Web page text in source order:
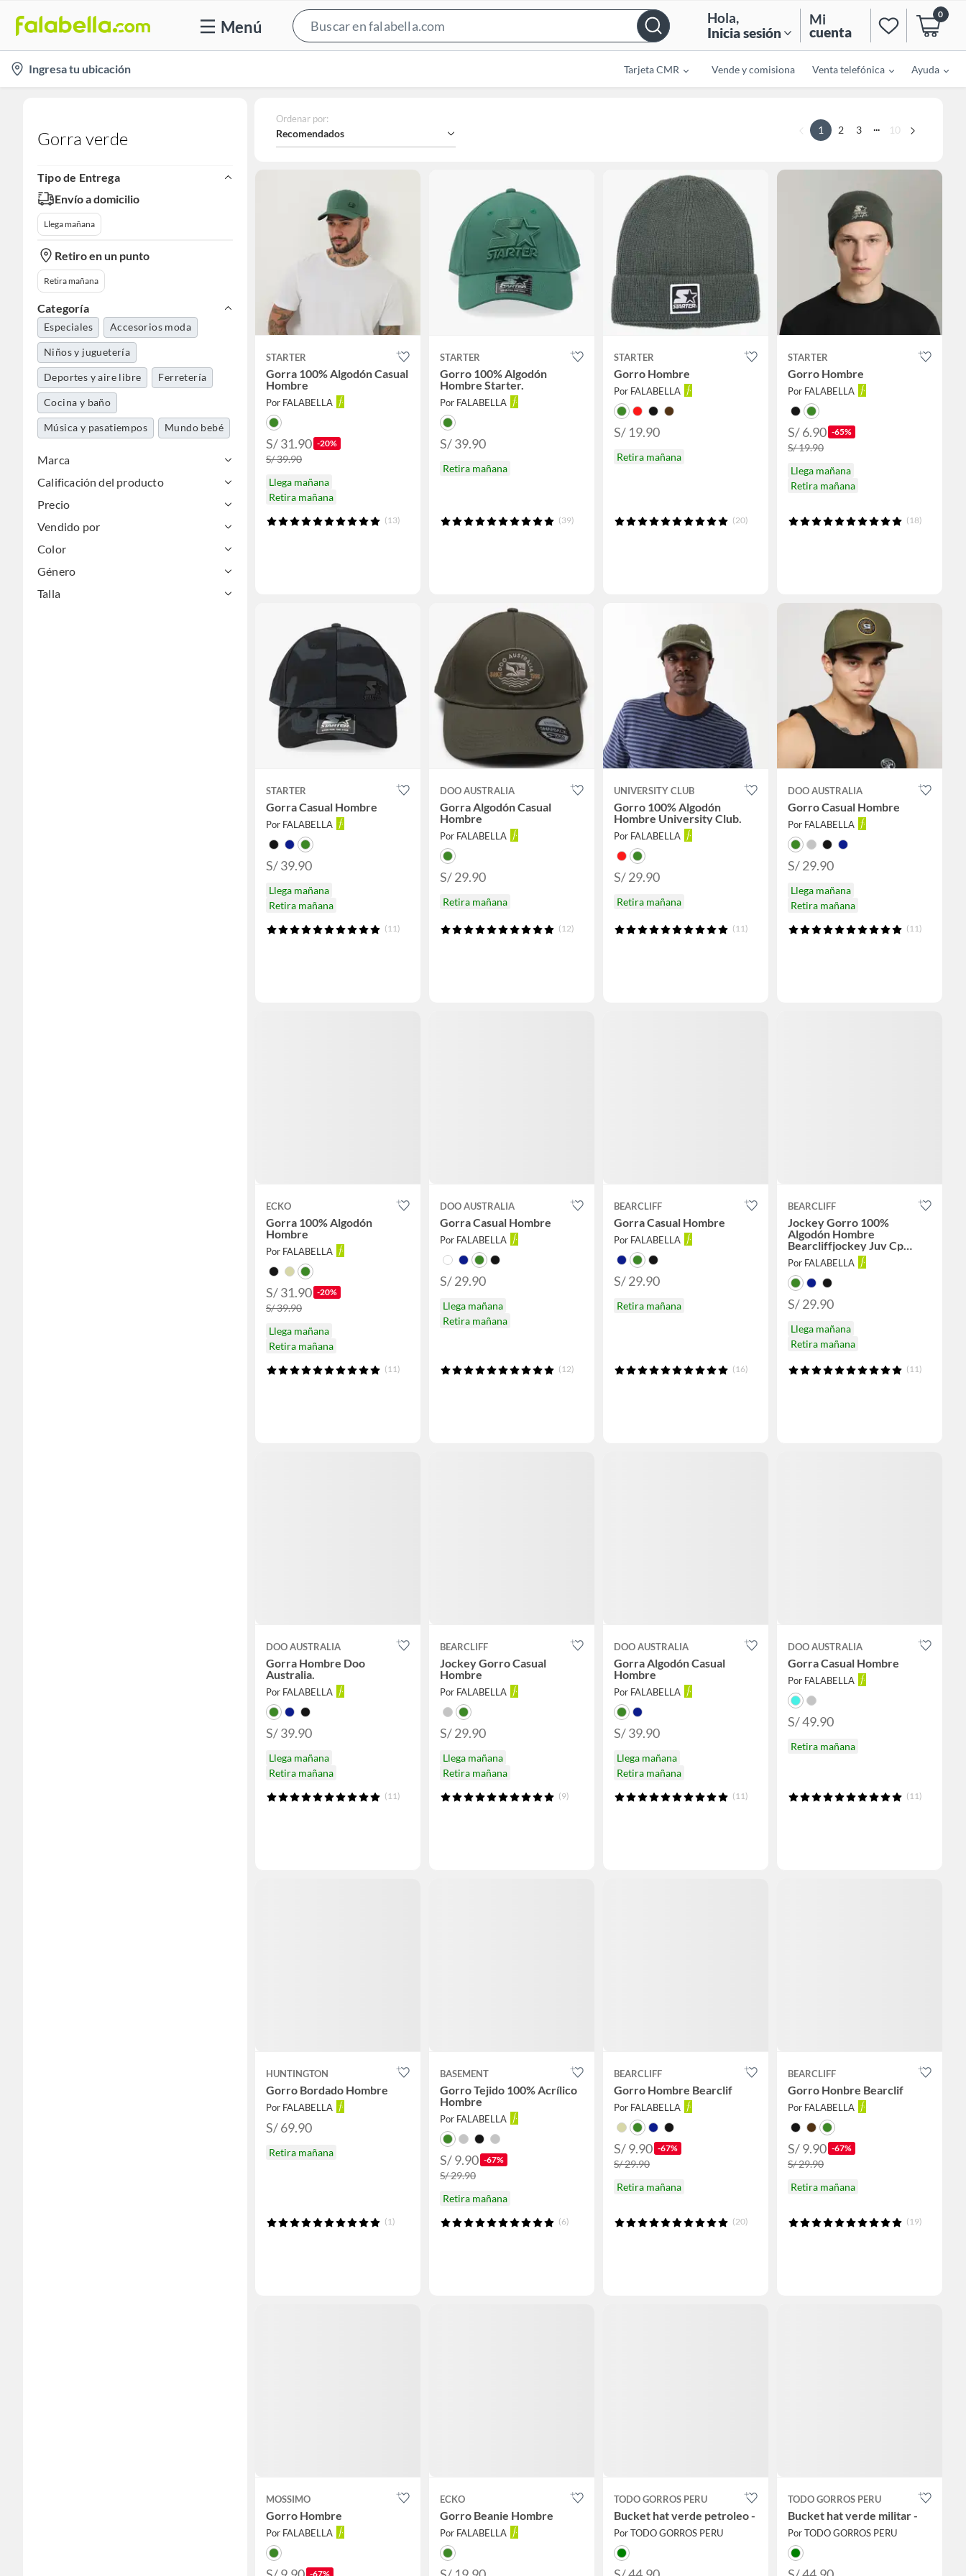
Menú
Bar
Hola,
Inicia sesión
Mi
cuenta
0
location-
icon
Ingresa tu ubicación Tarjeta CMR Vende y comisiona Venta telefónica Ayuda
Gorra verde
Tipo de Entrega
Envío a domicilio
Llega mañana
Retiro en un punto
Retira mañana
Categoría
Especiales Accesorios moda
Niños y juguetería
Deportes y aire libre Ferretería
Cocina y baño
Música y pasatiempos Mundo bebé
Marca
Calificación del producto
Precio
Vendido por
Color
Género
Talla
Ordenar por:
Recomendados 1 2 3 ... 10
STARTER
Gorra 100% Algodón Casual
Hombre
Por FALABELLA
S/ 31.90 -20%
S/ 39.90
Llega mañana
Retira mañana
(13)
STARTER
Gorro 100% Algodón
Hombre Starter.
Por FALABELLA
S/ 39.90
Retira mañana
(39)
STARTER
Gorro Hombre
Por FALABELLA
S/ 19.90
Retira mañana
(20)
STARTER
Gorro Hombre
Por FALABELLA
S/ 6.90 -65%
S/ 19.90
Llega mañana
Retira mañana
(18)
STARTER
Gorra Casual Hombre
Por FALABELLA
S/ 39.90
Llega mañana
Retira mañana
(11)
DOO AUSTRALIA
Gorra Algodón Casual
Hombre
Por FALABELLA
S/ 29.90
Retira mañana
(12)
UNIVERSITY CLUB
Gorro 100% Algodón
Hombre University Club.
Por FALABELLA
S/ 29.90
Retira mañana
(11)
DOO AUSTRALIA
Gorro Casual Hombre
Por FALABELLA
S/ 29.90
Llega mañana
Retira mañana
(11)
ECKO
Gorra 100% Algodón
Hombre
Por FALABELLA
S/ 31.90 -20%
S/ 39.90
Llega mañana
Retira mañana
(11)
DOO AUSTRALIA
Gorra Casual Hombre
Por FALABELLA
S/ 29.90
Llega mañana
Retira mañana
(12)
BEARCLIFF
Gorra Casual Hombre
Por FALABELLA
S/ 29.90
Retira mañana
(16)
BEARCLIFF
Jockey Gorro 100%
Algodón Hombre
Bearcliffjockey Juv Cp
Wash S2
Por FALABELLA
S/ 29.90
Llega mañana
Retira mañana
(11)
DOO AUSTRALIA
Gorra Hombre Doo
Australia.
Por FALABELLA
S/ 39.90
Llega mañana
Retira mañana
(11)
BEARCLIFF
Jockey Gorro Casual
Hombre
Por FALABELLA
S/ 29.90
Llega mañana
Retira mañana
(9)
DOO AUSTRALIA
Gorra Algodón Casual
Hombre
Por FALABELLA
S/ 39.90
Llega mañana
Retira mañana
(11)
DOO AUSTRALIA
Gorra Casual Hombre
Por FALABELLA
S/ 49.90
Retira mañana
(11)
HUNTINGTON
Gorro Bordado Hombre
Por FALABELLA
S/ 69.90
Retira mañana
(1)
BASEMENT
Gorro Tejido 100% Acrílico
Hombre
Por FALABELLA
S/ 9.90 -67%
S/ 29.90
Retira mañana
(6)
BEARCLIFF
Gorro Hombre Bearclif
Por FALABELLA
S/ 9.90 -67%
S/ 29.90
Retira mañana
(20)
BEARCLIFF
Gorro Honbre Bearclif
Por FALABELLA
S/ 9.90 -67%
S/ 29.90
Retira mañana
(19)
MOSSIMO
Gorro Hombre
Por FALABELLA
-67%
ECKO
Gorro Beanie Hombre
Por FALABELLA
TODO GORROS PERU
Bucket hat verde petroleo -
Por TODO GORROS PERU
TODO GORROS PERU
Bucket hat verde militar -
Por TODO GORROS PERU